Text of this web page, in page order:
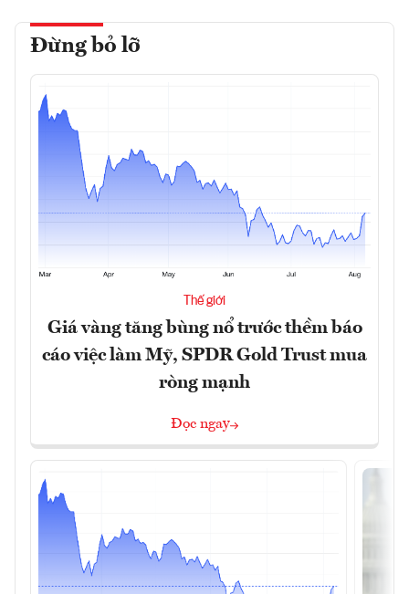
Đừng bỏ lỡ
Thế giới
Giá vàng tăng bùng nổ trước thềm báo
cáo việc làm Mỹ, SPDR Gold Trust mua
ròng mạnh
Đọc ngay